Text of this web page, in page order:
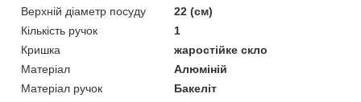
Верхній діаметр посуду
22 (см)
Кількість ручок
1
Кришка
жаростійке скло
Матеріал
Алюміній
Матеріал ручок
Бакеліт